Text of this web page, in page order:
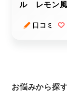
お悩みから探
ル レモン
口コミ